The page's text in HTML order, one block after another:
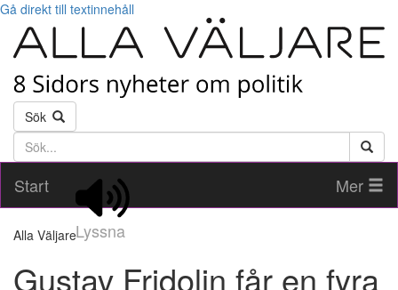
Gå direkt till textinnehåll
Sök
Söktext
Start
Lyssna
Mer
Alla Väljare
Gustav Fridolin får en fyra